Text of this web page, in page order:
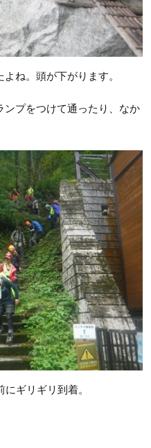
ね。頭が下がります。
プをつけて通ったり、なか
ギリギリ到着。